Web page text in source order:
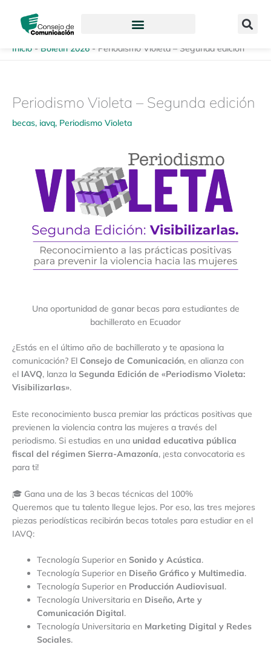
contenido
Inicio - Boletín 2026 - Periodismo Violeta – Segunda edición
Periodismo Violeta – Segunda edición
becas, iavq, Periodismo Violeta
Una oportunidad de ganar becas para estudiantes de
bachillerato en Ecuador
¿Estás en el último año de bachillerato y te apasiona la
comunicación? El Consejo de Comunicación, en alianza con
el IAVQ, lanza la Segunda Edición de «Periodismo Violeta:
Visibilizarlas».
Este reconocimiento busca premiar las prácticas positivas que
previenen la violencia contra las mujeres a través del
periodismo. Si estudias en una unidad educativa pública
fiscal del régimen Sierra-Amazonía, ¡esta convocatoria es
para ti!
🎓 Gana una de las 3 becas técnicas del 100%
Queremos que tu talento llegue lejos. Por eso, las tres mejores
piezas periodísticas recibirán becas totales para estudiar en el
IAVQ:
Tecnología Superior en Sonido y Acústica.
Tecnología Superior en Diseño Gráfico y Multimedia.
Tecnología Superior en Producción Audiovisual.
Tecnología Universitaria en Diseño, Arte y
Comunicación Digital.
Tecnología Universitaria en Marketing Digital y Redes
Sociales.